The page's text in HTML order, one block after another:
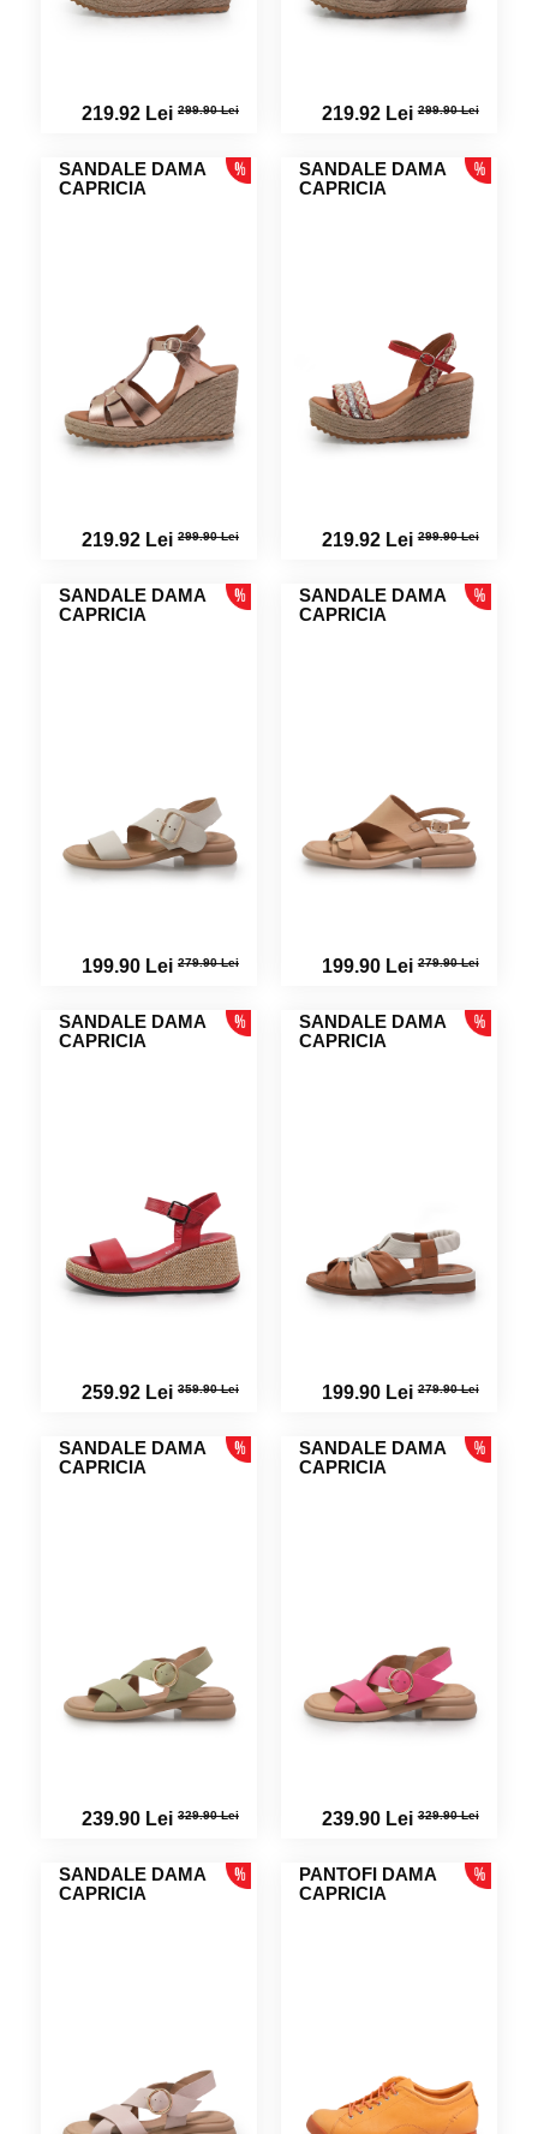
219.92 Lei 299.90 Lei 219.92 Lei299.90 Lei
SANDALE DAMA
CAPRICIA
219.92 Lei 299.90 Lei
SANDALE DAMA
CAPRICIA
219.92 Lei299.90 Lei
SANDALE DAMA
CAPRICIA
199.90 Lei 279.90 Lei
SANDALE DAMA
CAPRICIA
199.90 Lei279.90 Lei
SANDALE DAMA
CAPRICIA
259.92 Lei 359.90 Lei
SANDALE DAMA
CAPRICIA
199.90 Lei279.90 Lei
SANDALE DAMA
CAPRICIA
239.90 Lei 329.90 Lei
SANDALE DAMA
CAPRICIA
239.90 Lei329.90 Lei
SANDALE DAMA
CAPRICIA
PANTOFI DAMA
CAPRICIA